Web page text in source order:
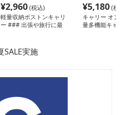
¥2,960(税込)
軽量収納ボストンキャリ
ー ### 出張や旅行に最
使用したボストンバッグ
で、大容量の収納力と使
¥5,180(税
キャリー オン
量多機能キャ